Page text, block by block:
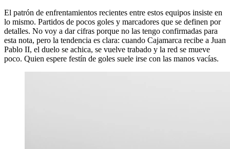
El patrón de enfrentamientos recientes entre estos equipos insiste en
lo mismo. Partidos de pocos goles y marcadores que se definen por
detalles. No voy a dar cifras porque no las tengo confirmadas para
esta nota, pero la tendencia es clara: cuando Cajamarca recibe a Juan
Pablo II, el duelo se achica, se vuelve trabado y la red se mueve
poco. Quien espere festín de goles suele irse con las manos vacías.